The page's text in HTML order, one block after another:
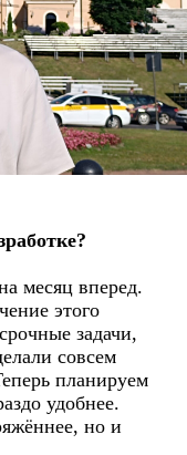
месяц вперед.
этого
задачи,
совсем
планируем
удобнее.
но и